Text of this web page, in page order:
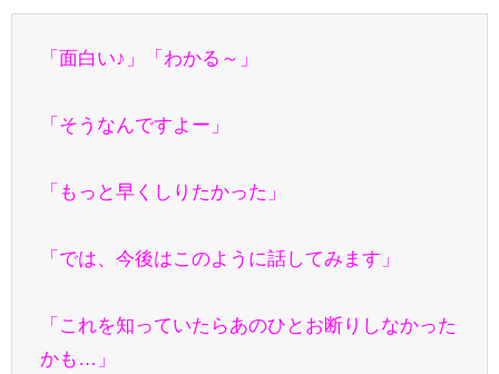
「面白い♪」「わかる～」
「そうなんですよー」
「もっと早くしりたかった」
「では、今後はこのように話してみます」
「これを知っていたらあのひとお断りしなかった
かも…」